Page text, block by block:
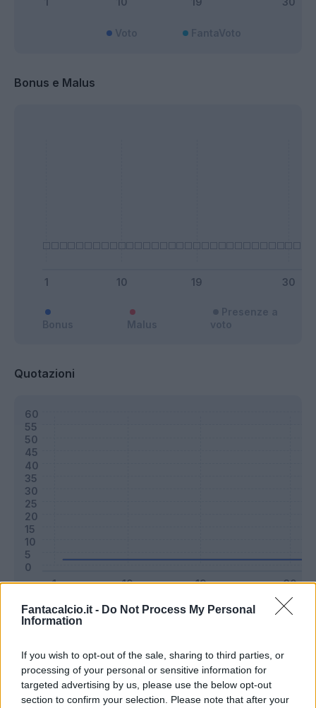
Fantacalcio.it - Do Not Process My Personal
Information
If you wish to opt-out of the sale, sharing to third parties, or
processing of your personal or sensitive information for
targeted advertising by us, please use the below opt-out
section to confirm your selection. Please note that after your
Bonus e Malus
Quotazioni
Classic Mantra
Riepilogo stagione
Titolare 0 - 0%